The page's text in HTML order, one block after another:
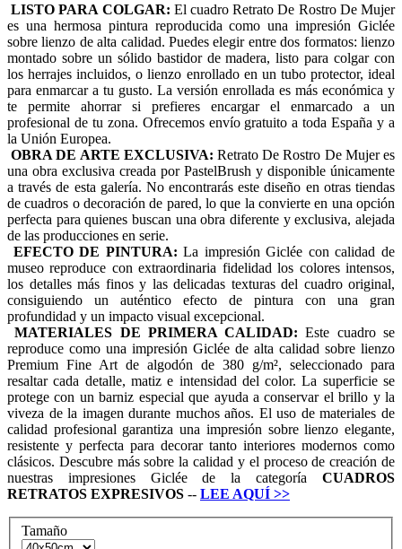
LISTO PARA COLGAR: El cuadro Retrato De Rostro De Mujer
es una hermosa pintura reproducida como una impresión Giclée
sobre lienzo de alta calidad. Puedes elegir entre dos formatos: lienzo
montado sobre un sólido bastidor de madera, listo para colgar con
los herrajes incluidos, o lienzo enrollado en un tubo protector, ideal
para enmarcar a tu gusto. La versión enrollada es más económica y
te permite ahorrar si prefieres encargar el enmarcado a un
profesional de tu zona. Ofrecemos envío gratuito a toda España y a
la Unión Europea.
OBRA DE ARTE EXCLUSIVA:Retrato De Rostro De Mujer es
una obra exclusiva creada por PastelBrush y disponible únicamente
a través de esta galería. No encontrarás este diseño en otras tiendas
de cuadros o decoración de pared, lo que la convierte en una opción
perfecta para quienes buscan una obra diferente y exclusiva, alejada
de las producciones en serie.
EFECTO DE PINTURA: La impresión Giclée con calidad de
museo reproduce con extraordinaria fidelidad los colores intensos,
los detalles más finos y las delicadas texturas del cuadro original,
consiguiendo un auténtico efecto de pintura con una gran
profundidad y un impacto visual excepcional.
MATERIALES DE PRIMERA CALIDAD: Este cuadro se
reproduce como una impresión Giclée de alta calidad sobre lienzo
Premium Fine Art de algodón de 380 g/m², seleccionado para
resaltar cada detalle, matiz e intensidad del color. La superficie se
protege con un barniz especial que ayuda a conservar el brillo y la
viveza de la imagen durante muchos años. El uso de materiales de
calidad profesional garantiza una impresión sobre lienzo elegante,
resistente y perfecta para decorar tanto interiores modernos como
clásicos. Descubre más sobre la calidad y el proceso de creación de
nuestras impresiones Giclée de la categoría CUADROS
RETRATOS EXPRESIVOS -- LEE AQUÍ >>
Tamaño